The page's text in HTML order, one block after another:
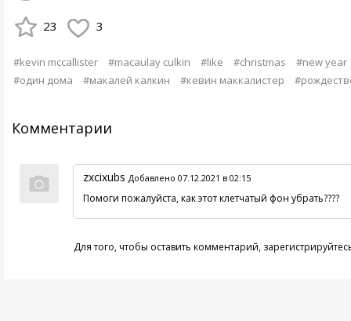
23 3
#kevin mccallister #macaulay culkin #like #christmas
#new year
#один дома
#макалей калкин #кевин маккалистер
Комментарии
zxcixubs Добавлено 07.12.2021 в 02:15
Помоги пожалуйста, как этот клетчатый фон убрать????
Для того, чтобы оставить комментарий,